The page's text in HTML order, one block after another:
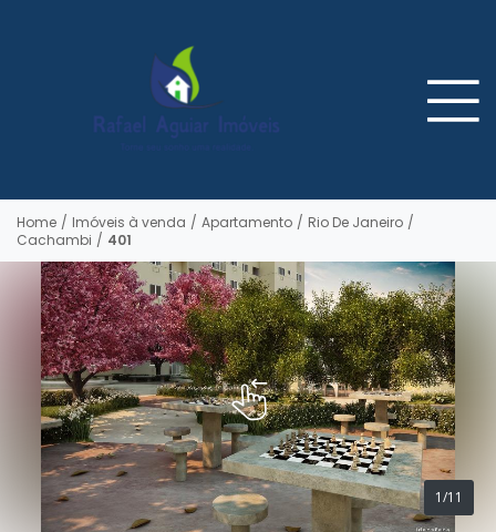
Home / Imóveis à venda / Apartamento / Rio De Janeiro /
Cachambi / 401
1/11